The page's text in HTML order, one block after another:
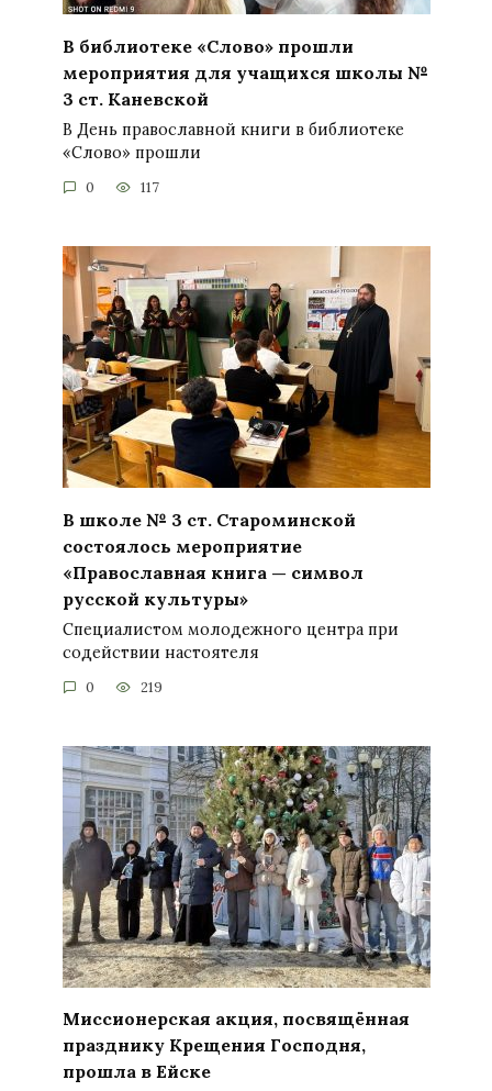
В библиотеке «Слово» прошли
мероприятия для учащихся школы №
3 ст. Каневской
В День православной книги в библиотеке
«Слово» прошли
0 117
В школе № 3 ст. Староминской
состоялось мероприятие
«Православная книга — символ
русской культуры»
Специалистом молодежного центра при
содействии настоятеля
0 219
Миссионерская акция, посвящённая
празднику Крещения Господня,
прошла в Ейске